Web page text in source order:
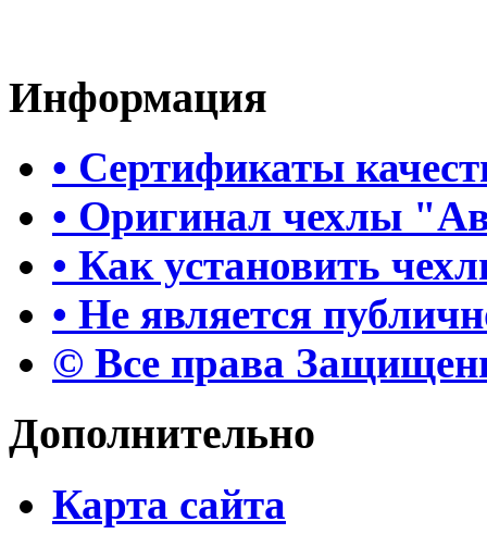
Информация
• Сертификаты
• Оригинал чехлы
• Как установить
• Не является
© Все права
Дополнительно
Карта сайта